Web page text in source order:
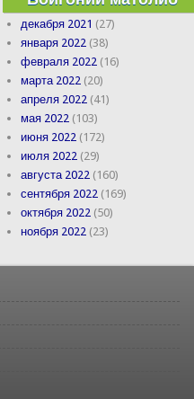
декабря 2021 (27)
января 2022 (38)
февраля 2022 (16)
марта 2022 (20)
апреля 2022 (41)
мая 2022 (103)
июня 2022 (172)
июля 2022 (29)
августа 2022 (160)
сентября 2022 (169)
октября 2022 (50)
ноября 2022 (23)